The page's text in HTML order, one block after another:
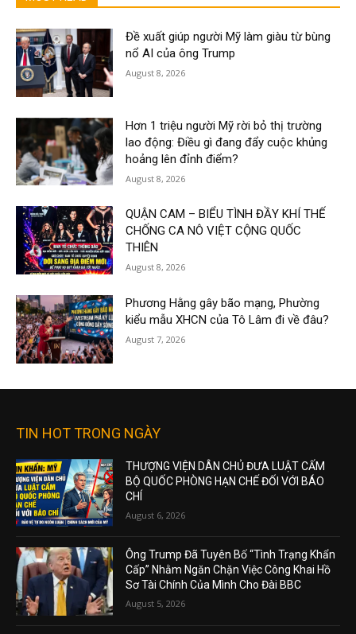
Đề xuất giúp người Mỹ làm giàu từ bùng
nổ AI của ông Trump
August 8, 2026
Hơn 1 triệu người Mỹ rời bỏ thị trường
lao động: Điều gì đang đẩy cuộc khủng
hoảng lên đỉnh điểm?
August 8, 2026
QUẬN CAM – BIỂU TÌNH ĐẦY KHÍ THẾ
CHỐNG CA NÔ VIỆT CỘNG QUỐC
THIÊN
August 8, 2026
Phương Hằng gây bão mạng, Phường
kiểu mẫu XHCN của Tô Lâm đi về đâu?
August 7, 2026
TIN HOT TRONG NGÀY
THƯỢNG VIỆN DÂN CHỦ ĐƯA LUẬT CẤM
BỘ QUỐC PHÒNG HẠN CHẾ ĐỐI VỚI BÁO
CHÍ
August 6, 2026
Ông Trump Đã Tuyên Bố “Tình Trạng Khẩn
Cấp” Nhằm Ngăn Chặn Việc Công Khai Hồ
Sơ Tài Chính Của Mình Cho Đài BBC
August 5, 2026